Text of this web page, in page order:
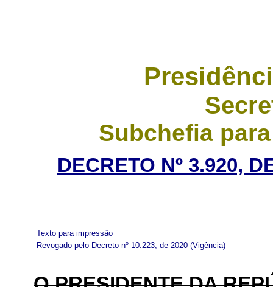
Subchefia
DECRETO Nº 3.920,
Texto para impressão
Revogado pelo Decreto nº 10.223, de 2020 (Vigência)